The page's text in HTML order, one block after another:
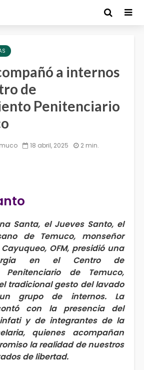
a internos
de
Penitenciario
18 abril, 2025 2 min.
Santa, el Jueves Santo, el
de Temuco, monseñor
OFM, presidió una
en el Centro de
Penitenciario de Temuco,
tradicional gesto del lavado
grupo de internos. La
con la presencia del
y de integrantes de la
quienes acompañan
la realidad de nuestros
de libertad.